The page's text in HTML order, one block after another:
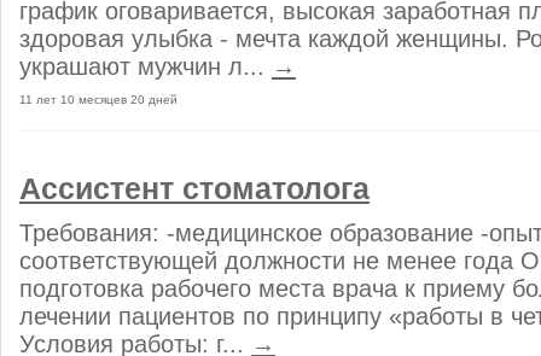
график оговаривается, высокая заработная
здоровая улыбка - мечта каждой женщины.
украшают мужчин л... →
11 лет 10 месяцев 20 дней
Ассистент стоматолога
Требования: -медицинское образование -
соответствующей должности не менее года
подготовка рабочего места врача к приему
лечении пациентов по принципу «работы в
Условия работы: г... →